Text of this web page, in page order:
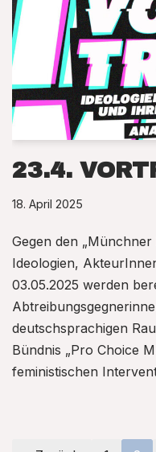
23.4.
18. April 2025
Gegen den
Ideologien,
03.05.2025 werden
deutschsprachigen
Bündnis „Pro Choice
feministischen